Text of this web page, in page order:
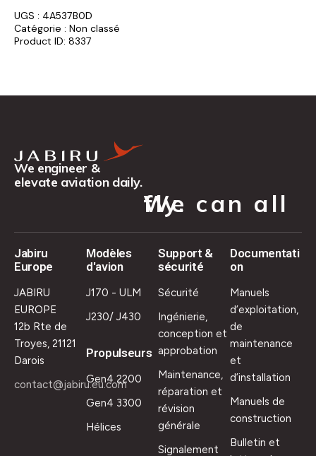
UGS : 4A537B0D
Catégorie : Non classé
Product ID: 8337
We engineer &
elevate aviation daily.
We can all fly.
Jabiru
Europe
JABIRU
EUROPE
12b Rte de
Troyes, 21121
Darois
contact@jabiru.eu.com
Modèles
d'avion
J170 - ULM
J230/ J430
Propulseurs
Gen4 2200
Gen4 3300
Hélices
Support &
sécurité
Sécurité
Ingénierie,
conception et
approbation
Maintenance,
réparation et
révision
générale
Signalement
Documentati
on
Manuels
d’exploitation,
de
maintenance
et
d’installation
Manuels de
construction
Bulletin et